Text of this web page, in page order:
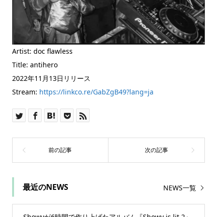
Artist: doc flawless
Title: antihero
2022年11月13日リリース
Stream: https://linkco.re/GabZgB49?lang=ja
最近のNEWS NEWS一覧